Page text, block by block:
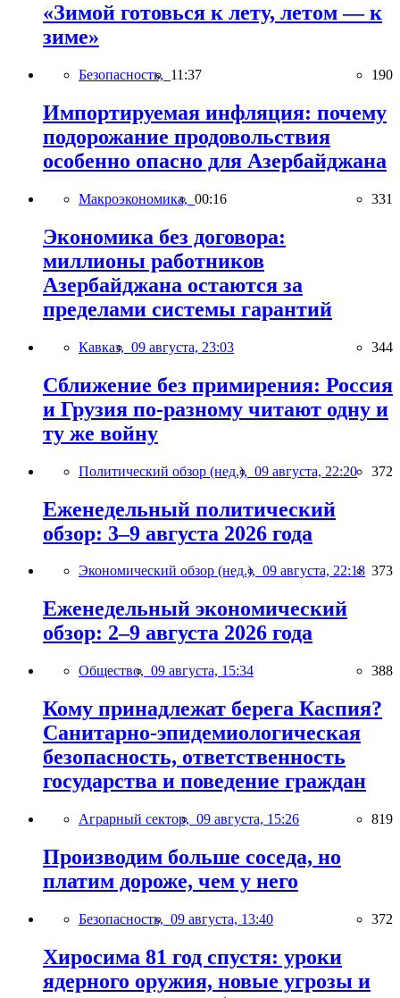
«Зимой готовься к лету, летом — к
зиме»
Безопасность, 11:37 190
Импортируемая инфляция: почему
подорожание продовольствия
особенно опасно для Азербайджана
Макроэкономика, 00:16 331
Экономика без договора:
миллионы работников
Азербайджана остаются за
пределами системы гарантий
Кавказ, 09 августа, 23:03 344
Сближение без примирения: Россия
и Грузия по-разному читают одну и
ту же войну
Политический обзор (нед.), 09 августа, 22:20 372
Еженедельный политический
обзор: 3–9 августа 2026 года
Экономический обзор (нед.), 09 августа, 22:18 373
Еженедельный экономический
обзор: 2–9 августа 2026 года
Общество, 09 августа, 15:34 388
Кому принадлежат берега Каспия?
Санитарно-эпидемиологическая
безопасность, ответственность
государства и поведение граждан
Аграрный сектор, 09 августа, 15:26 819
Производим больше соседа, но
платим дороже, чем у него
Безопасность, 09 августа, 13:40 372
Хиросима 81 год спустя: уроки
ядерного оружия, новые угрозы и